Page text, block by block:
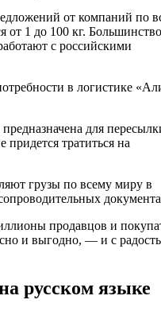
от компаний по
от 1 до 100 кг.
с российскими
в логистике
для
тратиться на
грузы по всему миру в
продавцов и
и выгодно, — и с
русском языке